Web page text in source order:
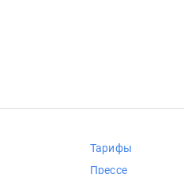
Тарифы
Прессе